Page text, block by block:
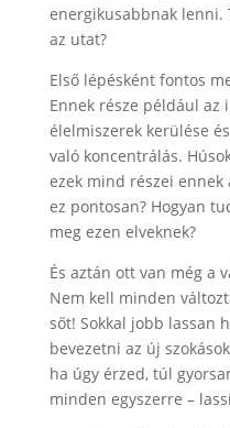
energikusabbnak lenni.
az utat?
Első lépésként fontos
Ennek része például
élelmiszerek kerülése
való koncentrálás.
ezek mind részei
ez pontosan? Hogyan
meg ezen elveknek?
És aztán ott van még a
Nem kell minden
sőt! Sokkal jobb lassan
bevezetni az új
ha úgy érzed, túl
minden egyszerre –